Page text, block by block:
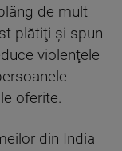
de mult
plătiţi şi spun
violenţele
oferite.
din India